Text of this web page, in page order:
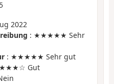
5
2022
: ★★★★★ Sehr
: ★★★★★ Sehr gut
Gut